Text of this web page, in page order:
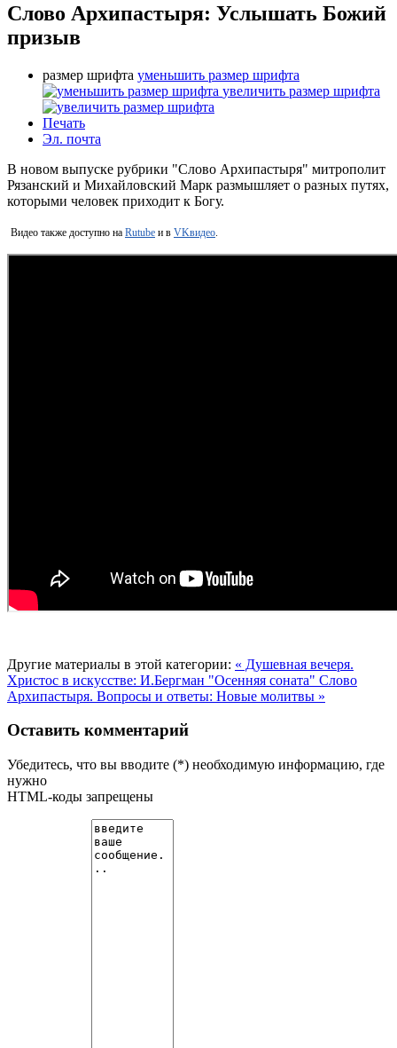
Слово Архипастыря: Услышать Божий
призыв
размер шрифта уменьшить размер шрифта
увеличить размер шрифта
Печать
Эл. почта
В новом выпуске рубрики "Слово Архипастыря" митрополит
Рязанский и Михайловский Марк размышляет о разных путях,
которыми человек приходит к Богу.
Видео также доступно на Rutube и в VKвидео
Другие материалы в этой категории: « Душевная вечеря.
Христос в искусстве: И.Бергман "Осенняя соната" Слово
Архипастыря. Вопросы и ответы: Новые молитвы »
Оставить комментарий
Убедитесь, что вы вводите (*) необходимую информацию, где
нужно
HTML-коды запрещены